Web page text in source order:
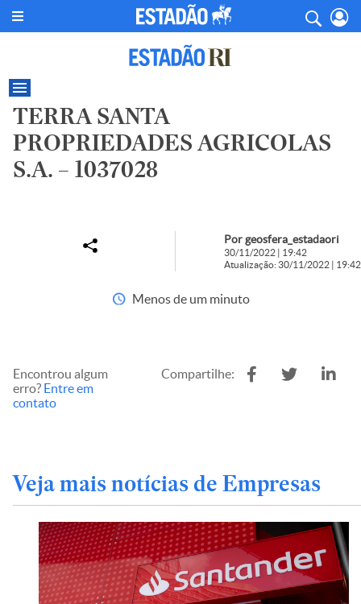
TERRA SANTA
PROPRIEDADES AGRICOLAS
S.A. – 1037028
Por geosfera_estadaori
30/11/2022 | 19:42
Atualização: 30/11/2022 | 19:42
Menos de um minuto
Encontrou algum
erro? Entre em
contato
Compartilhe:
Veja mais notícias de Empresas